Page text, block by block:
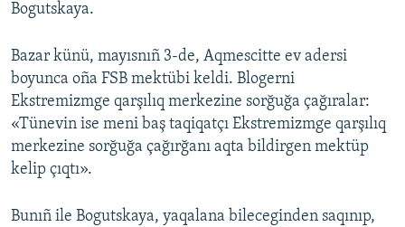
Bogutskaya.
Bazar künü, mayısnıñ 3-de, Aqmescitte ev adersi
boyunca oña FSB mektübi keldi. Blogerni
Ekstremizmge qarşılıq merkezine sorğuğa çağıralar:
«Tünevin ise meni baş taqiqatçı Ekstremizmge qarşılıq
merkezine sorğuğa çağırğanı aqta bildirgen mektüp
kelip çıqtı».
Bunıñ ile Bogutskaya, yaqalana bileceginden saqınıp,